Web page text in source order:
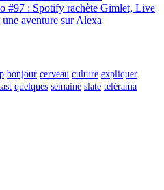
#97 : Spotify rachète Gimlet, Live
aventure sur Alexa
bonjour cerveau culture expliquer
quelques semaine slate télérama